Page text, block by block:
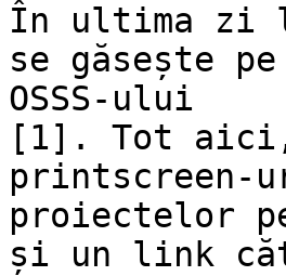
În ultima zi
se găsește
OSSS-ului
[1]. Tot aici,
printscreen-
proiectelor
și un link